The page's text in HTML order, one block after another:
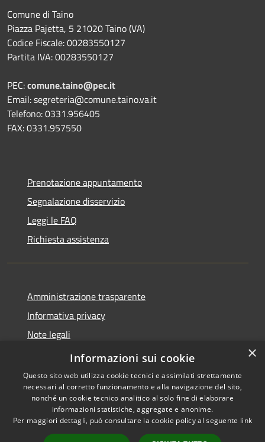
Comune di Taino
Piazza Pajetta, 5 21020 Taino (VA)
Codice Fiscale: 00283550127
Partita IVA: 00283550127
PEC:comune.taino@pec.it
Email: segreteria@comune.taino.va.it
Telefono: 0331.956405
FAX: 0331.957550
Prenotazione appuntamento
Segnalazione disservizio
Leggi le FAQ
Richiesta assistenza
Amministrazione trasparente
Informativa privacy
Note legali
Dichiarazione di accessibilità
Accessibilità
Copyright © 2026 • Comune di
Taino • Powered by
×
Informazioni sui cookie
Questo sito web utilizza cookie tecnici e assimilati strettamente
necessari al corretto funzionamento e alla navigazione del sito,
nonché un cookie tecnico analitico al solo fine di elaborare
informazioni statistiche, aggregate e anonime.
Per maggiori dettagli, può consultare la cookie policy al seguente link